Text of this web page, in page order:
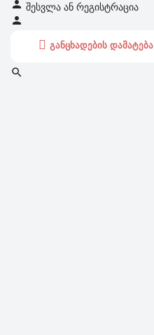
შესვლა ან რეგისტრაცია
განცხადების დამატება